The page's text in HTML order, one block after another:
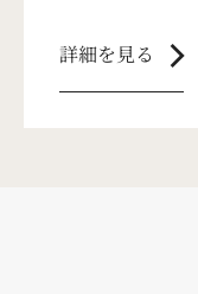
詳細を見る chevron_right